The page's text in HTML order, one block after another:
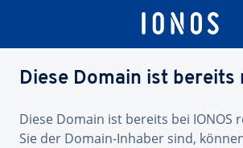
Diese Domain ist
Diese Domain ist bereits bei IONOS
Sie der Domain-Inhaber sind,